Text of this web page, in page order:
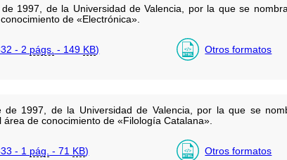
1997, de la Universidad de Valencia, por la que se
de «Electrónica».
- 2 págs. - 149 KB) Otros formatos
de 1997, de la Universidad de Valencia, por la que se
de conocimiento de «Filología Catalana».
- 1 pág. - 71 KB) Otros formatos